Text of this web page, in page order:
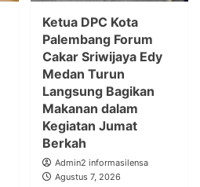
Ketua DPC Kota
Palembang Forum
Cakar Sriwijaya Edy
Medan Turun
Langsung Bagikan
Makanan dalam
Kegiatan Jumat
Berkah
Admin2 informasilensa
Agustus 7, 2026